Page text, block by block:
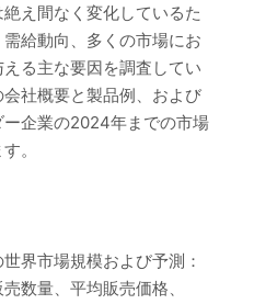
え間なく変化しているた
給動向、多くの市場にお
る主な要因を調査してい
社概要と製品例、および
企業の2024年までの市場
。
界市場規模および予測：
数量、平均販売価格、